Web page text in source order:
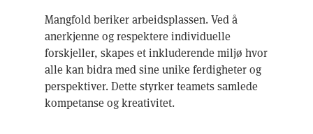
Mangfold beriker arbeidsplassen. Ved å
anerkjenne og respektere individuelle
forskjeller, skapes et inkluderende miljø hvor
alle kan bidra med sine unike ferdigheter og
perspektiver. Dette styrker teamets samlede
kompetanse og kreativitet.